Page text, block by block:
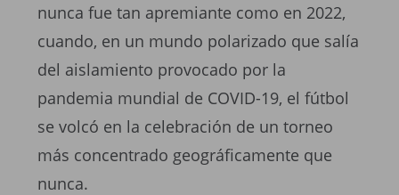
nunca fue tan apremiante como en 2022,
cuando, en un mundo polarizado que salía
del aislamiento provocado por la
pandemia mundial de COVID-19, el fútbol
se volcó en la celebración de un torneo
más concentrado geográficamente que
nunca.